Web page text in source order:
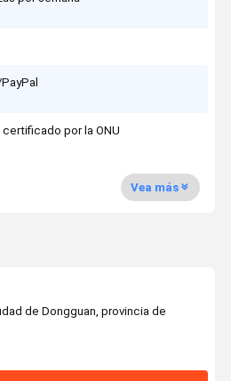
certificado por la ONU
Vea más
de Dongguan, provincia de